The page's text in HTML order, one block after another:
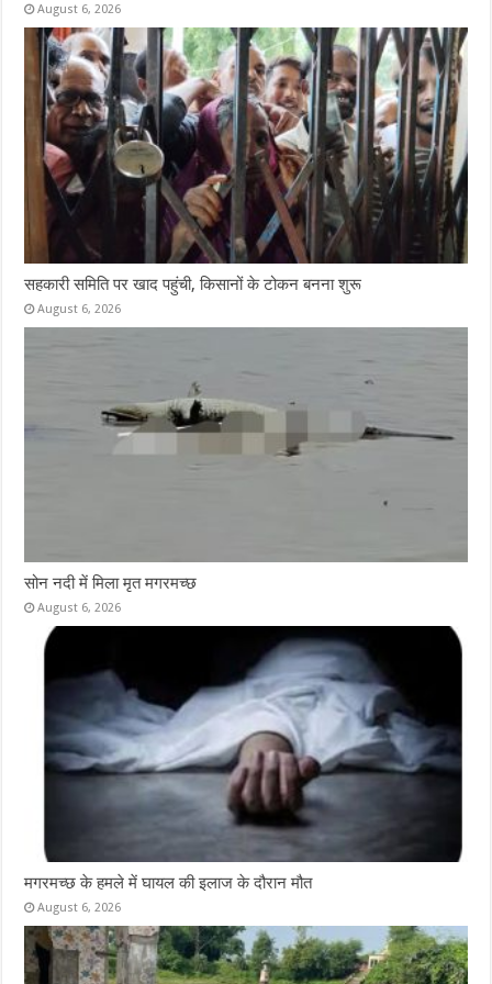
August 6, 2026
सहकारी समिति पर खाद पहुंची, किसानों के टोकन बनना शुरू
August 6, 2026
सोन नदी में मिला मृत मगरमच्छ
August 6, 2026
मगरमच्छ के हमले में घायल की इलाज के दौरान मौत
August 6, 2026